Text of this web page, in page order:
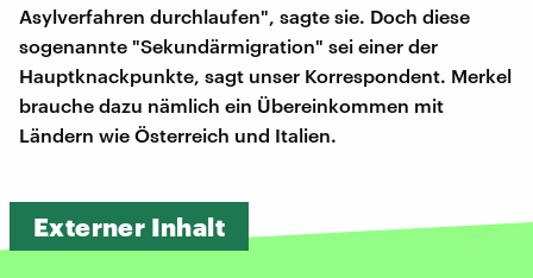
Asylverfahren durchlaufen", sagte sie. Doch diese
sogenannte "Sekundärmigration" sei einer der
Hauptknackpunkte, sagt unser Korrespondent. Merkel
brauche dazu nämlich ein Übereinkommen mit
Ländern wie Österreich und Italien.
Externer Inhalt